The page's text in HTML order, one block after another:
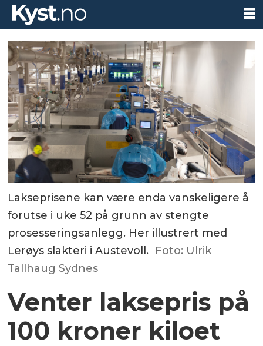
Lakseprisene kan være enda vanskeligere å
forutse i uke 52 på grunn av stengte
prosesseringsanlegg. Her illustrert med
Lerøys slakteri i Austevoll. Foto: Ulrik
Tallhaug Sydnes
Venter laksepris på
100 kroner kiloet